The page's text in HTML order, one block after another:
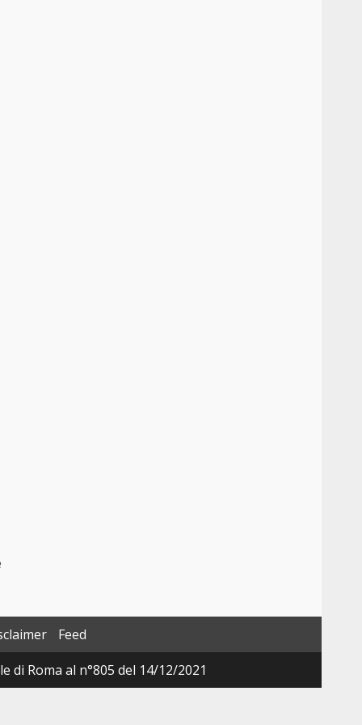
Feed
Roma al n°805 del 14/12/2021